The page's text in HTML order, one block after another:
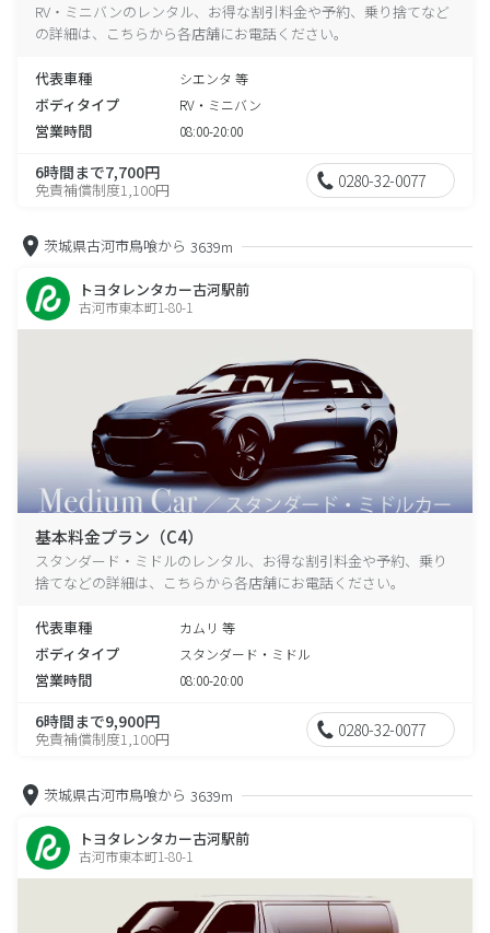
RV・ミニバンのレンタル、お得な割引料金や予約、乗り捨てなど
の詳細は、こちらから各店舗にお電話ください。
代表車種 シエンタ 等
ボディタイプ RV・ミニバン
営業時間 08:00-20:00
6時間まで7,700円
免責補償制度1,100円 0280-32-0077
茨城県古河市鳥喰から 3639m
トヨタレンタカー古河駅前
古河市東本町1-80-1
基本料金プラン（C4）
スタンダード・ミドルのレンタル、お得な割引料金や予約、乗り
捨てなどの詳細は、こちらから各店舗にお電話ください。
代表車種 カムリ 等
ボディタイプ スタンダード・ミドル
営業時間 08:00-20:00
6時間まで9,900円
免責補償制度1,100円 0280-32-0077
茨城県古河市鳥喰から 3639m
トヨタレンタカー古河駅前
古河市東本町1-80-1